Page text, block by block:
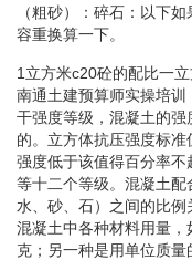
（粗砂）：碎石：以下
容重换算一下。
1立方米c20砼的配比一
南通土建预算师实操培
干强度等级，混凝土的
的。立方体抗压强度标准
强度低于该值得百分率
等十二个等级。混凝土配
水、砂、石）之间的比
混凝土中各种材料用量
克；另一种是用单位质